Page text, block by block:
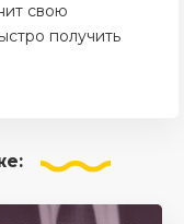
свою
получить